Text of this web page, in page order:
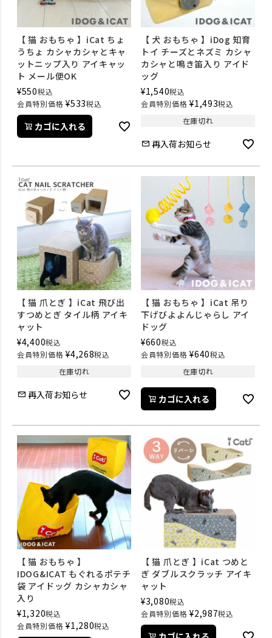
【 猫 おもちゃ 】iCat ちょ
うちょ カシャカシャとキャ
ットニップ入り アイキャッ
ト メール便OK
¥550税込
会員特別価格 ¥533税込
カゴに入れる
【 犬 おもちゃ 】iDog 知育
トイ チーズとネズミ カシャ
カシャと鳴き笛入り アイド
ッグ
¥1,540税込
会員特別価格 ¥1,493税込
在庫切れ
再入荷お知らせ
【 猫 爪とぎ 】iCat 飛び出
すつめとぎ タイル柄 アイキ
ャット
¥4,400税込
会員特別価格 ¥4,268税込
在庫切れ
再入荷お知らせ
【 猫 おもちゃ 】iCat 吊り
下げびよよんじゃらし アイ
ドッグ
¥660税込
会員特別価格 ¥640税込
在庫切れ
カゴに入れる
【 猫 おもちゃ 】
IDOG&ICAT もぐれるポテチ
袋 アイドッグ カシャカシャ
入り
¥1,320税込
会員特別価格 ¥1,280税込
【 猫 爪とぎ 】iCat つめと
ぎ ダブルスクラッチ アイキ
ャット
¥3,080税込
会員特別価格 ¥2,987税込